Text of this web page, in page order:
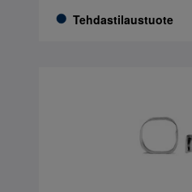
Tehdastilaustuote